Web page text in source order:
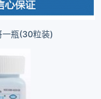
一瓶(30粒装)